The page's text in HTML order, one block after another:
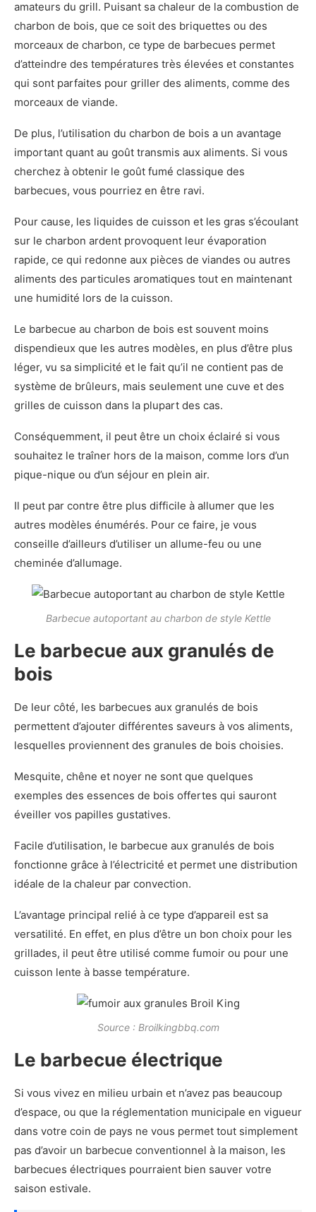
amateurs du grill. Puisant sa chaleur de la combustion de
charbon de bois, que ce soit des briquettes ou des
morceaux de charbon, ce type de barbecues permet
d’atteindre des températures très élevées et constantes
qui sont parfaites pour griller des aliments, comme des
morceaux de viande.
De plus, l’utilisation du charbon de bois a un avantage
important quant au goût transmis aux aliments. Si vous
cherchez à obtenir le goût fumé classique des
barbecues, vous pourriez en être ravi.
Pour cause, les liquides de cuisson et les gras s’écoulant
sur le charbon ardent provoquent leur évaporation
rapide, ce qui redonne aux pièces de viandes ou autres
aliments des particules aromatiques tout en maintenant
une humidité lors de la cuisson.
Le barbecue au charbon de bois est souvent moins
dispendieux que les autres modèles, en plus d’être plus
léger, vu sa simplicité et le fait qu’il ne contient pas de
système de brûleurs, mais seulement une cuve et des
grilles de cuisson dans la plupart des cas.
Conséquemment, il peut être un choix éclairé si vous
souhaitez le traîner hors de la maison, comme lors d’un
pique-nique ou d’un séjour en plein air.
Il peut par contre être plus difficile à allumer que les
autres modèles énumérés. Pour ce faire, je vous
conseille d’ailleurs d’utiliser un allume-feu ou une
cheminée d’allumage.
Barbecue autoportant au charbon de style Kettle
Le barbecue aux granulés de
bois
De leur côté, les barbecues aux granulés de bois
permettent d’ajouter différentes saveurs à vos aliments,
lesquelles proviennent des granules de bois choisies.
Mesquite, chêne et noyer ne sont que quelques
exemples des essences de bois offertes qui sauront
éveiller vos papilles gustatives.
Facile d’utilisation, le barbecue aux granulés de bois
fonctionne grâce à l’électricité et permet une distribution
idéale de la chaleur par convection.
L’avantage principal relié à ce type d’appareil est sa
versatilité. En effet, en plus d’être un bon choix pour les
grillades, il peut être utilisé comme fumoir ou pour une
cuisson lente à basse température.
Source : Broilkingbbq.com
Le barbecue électrique
Si vous vivez en milieu urbain et n’avez pas beaucoup
d’espace, ou que la réglementation municipale en vigueur
dans votre coin de pays ne vous permet tout simplement
pas d’avoir un barbecue conventionnel à la maison, les
barbecues électriques pourraient bien sauver votre
saison estivale.